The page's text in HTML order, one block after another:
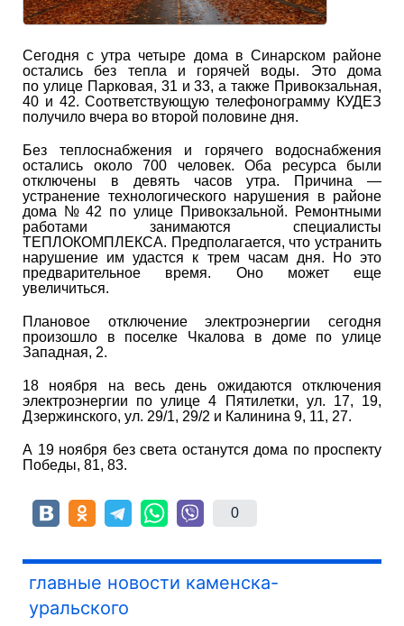
Сегодня с утра четыре дома в Синарском районе
остались без тепла и горячей воды. Это дома
по улице Парковая, 31 и 33, а также Привокзальная,
40 и 42. Соответствующую телефонограмму КУДЕЗ
получило вчера во второй половине дня.
Без теплоснабжения и горячего водоснабжения
остались около 700 человек. Оба ресурса были
отключены в девять часов утра. Причина —
устранение технологического нарушения в районе
дома № 42 по улице Привокзальной. Ремонтными
работами занимаются специалисты
ТЕПЛОКОМПЛЕКСА. Предполагается, что устранить
нарушение им удастся к трем часам дня. Но это
предварительное время. Оно может еще
увеличиться.
Плановое отключение электроэнергии сегодня
произошло в поселке Чкалова в доме по улице
Западная, 2.
18 ноября на весь день ожидаются отключения
электроэнергии по улице 4 Пятилетки, ул. 17, 19,
Дзержинского, ул. 29/1, 29/2 и Калинина 9, 11, 27.
А 19 ноября без света останутся дома по проспекту
Победы, 81, 83.
0
главные новости каменска-
уральского